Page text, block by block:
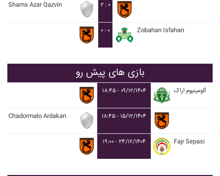
Shams Azar Qazvin ۲ : ۰
۰ : ۰ Zobahan Isfahan
بازی های پیش رو
۱۸:۴۵ - ۰۹/۱۲/۱۴۰۴ آلومينيوم اراک
Chadormalo Ardakan ۱۸:۴۵ - ۱۵/۱۲/۱۴۰۴
۱۹:۰۰ - ۲۴/۱۲/۱۴۰۴ Fajr Sepasi